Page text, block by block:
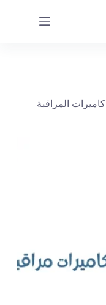
كاميرات المراقبة